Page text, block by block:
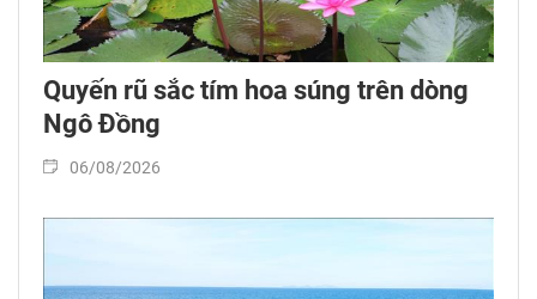
Quyến rũ sắc tím hoa súng trên dòng
Ngô Đồng
06/08/2026